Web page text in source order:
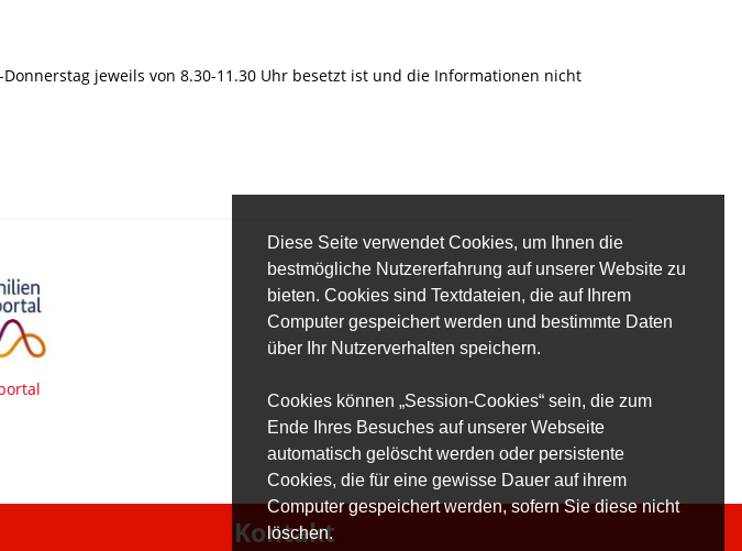
Diese Seite verwendet Cookies, um Ihnen die
bestmögliche Nutzererfahrung auf unserer Website zu
bieten. Cookies sind Textdateien, die auf Ihrem
Computer gespeichert werden und bestimmte Daten
über Ihr Nutzerverhalten speichern.
Cookies können „Session-Cookies“ sein, die zum
Ende Ihres Besuches auf unserer Webseite
automatisch gelöscht werden oder persistente
Cookies, die für eine gewisse Dauer auf ihrem
Computer gespeichert werden, sofern Sie diese nicht
löschen.
jeweils von 8.30-11.30 Uhr besetzt ist und die Informationen nicht
Kontakt